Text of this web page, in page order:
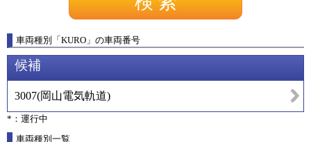
車両種別 「KURO 」 の車両番号
候補
3007(岡山電気軌道)
*：運行中
車両種別一覧